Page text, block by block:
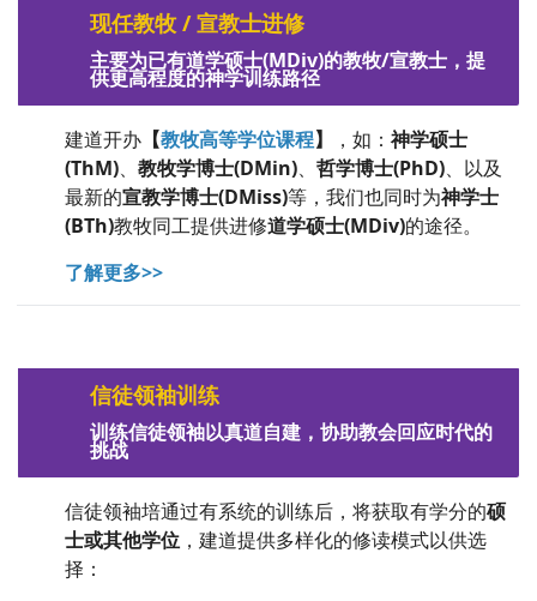
现任教牧 / 宣教士进修
主要为已有道学硕士(MDiv)的教牧/宣教士，提
供更高程度的神学训练路径
建道开办 【教牧高等学位课程】 ，如： 神学硕士
(ThM)、 教牧学博士(DMin)、 哲学博士(PhD)、以及
最新的宣教学博士(DMiss)等，我们也同时为神学士
(BTh)教牧同工提供进修道学硕士(MDiv)的途径。
了解更多>>
信徒领袖训练
训练信徒领袖以真道自建，协助教会回应时代的
挑战
信徒领袖培通过有系统的训练后，将获取有学分的硕
士或其他学位 ，建道提供多样化的修读模式以供选
择：